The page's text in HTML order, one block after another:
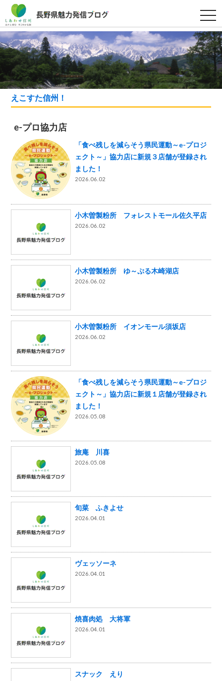
t
o
g
g
l
e
n
a
v
g
i
えこすた信州！
e-プロ協力店
「食べ残しを減らそう県民運動～e-プロジ
ェクト～」協力店に新規３店舗が登録され
ました！
2026.06.02
小木曽製粉所 フォレストモール佐久平店
2026.06.02
小木曽製粉所 ゆ～ぷる木崎湖店
2026.06.02
小木曽製粉所 イオンモール須坂店
2026.06.02
「食べ残しを減らそう県民運動～e-プロジ
ェクト～」協力店に新規１店舗が登録され
ました！
2026.05.08
旅庵 川喜
2026.05.08
旬菜 ふきよせ
2026.04.01
ヴェッソーネ
2026.04.01
焼喜肉処 大将軍
2026.04.01
スナック えり